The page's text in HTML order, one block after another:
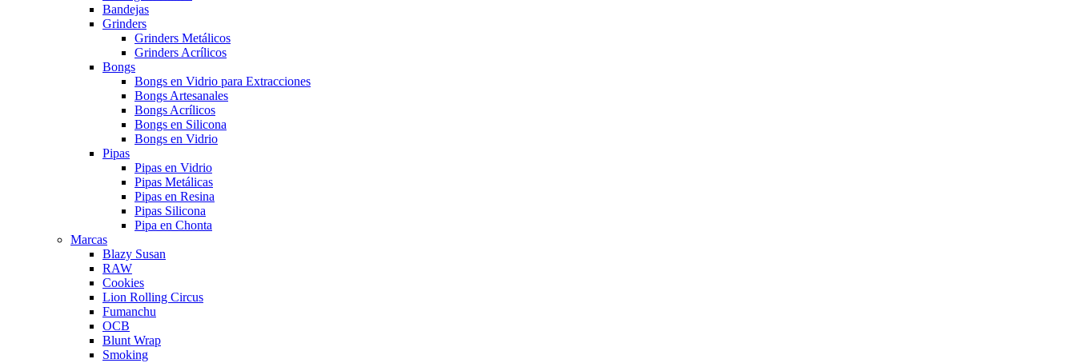
Bandejas
Grinders
Grinders Metálicos
Grinders Acrílicos
Bongs
Bongs en Vidrio para Extracciones
Bongs Artesanales
Bongs Acrílicos
Bongs en Silicona
Bongs en Vidrio
Pipas
Pipas en Vidrio
Pipas Metálicas
Pipas en Resina
Pipas Silicona
Pipa en Chonta
Marcas
Blazy Susan
RAW
Cookies
Lion Rolling Circus
Fumanchu
OCB
Blunt Wrap
Smoking